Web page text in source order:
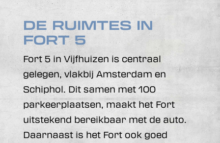
DE RUIMTES IN
FORT 5
Fort 5 in Vijfhuizen is centraal
gelegen, vlakbij Amsterdam en
Schiphol. Dit samen met 100
parkeerplaatsen, maakt het Fort
uitstekend bereikbaar met de auto.
Daarnaast is het Fort ook goed